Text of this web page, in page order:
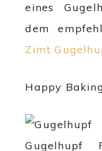
eines
dem
Zimt
Happy